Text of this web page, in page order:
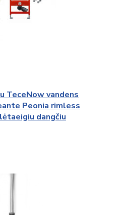
vandens
dangčiu